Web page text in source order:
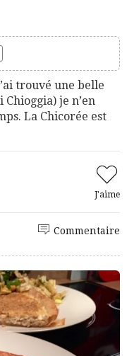
trouvé une belle
je n’en
La Chicorée est
J'aime
Commentaire